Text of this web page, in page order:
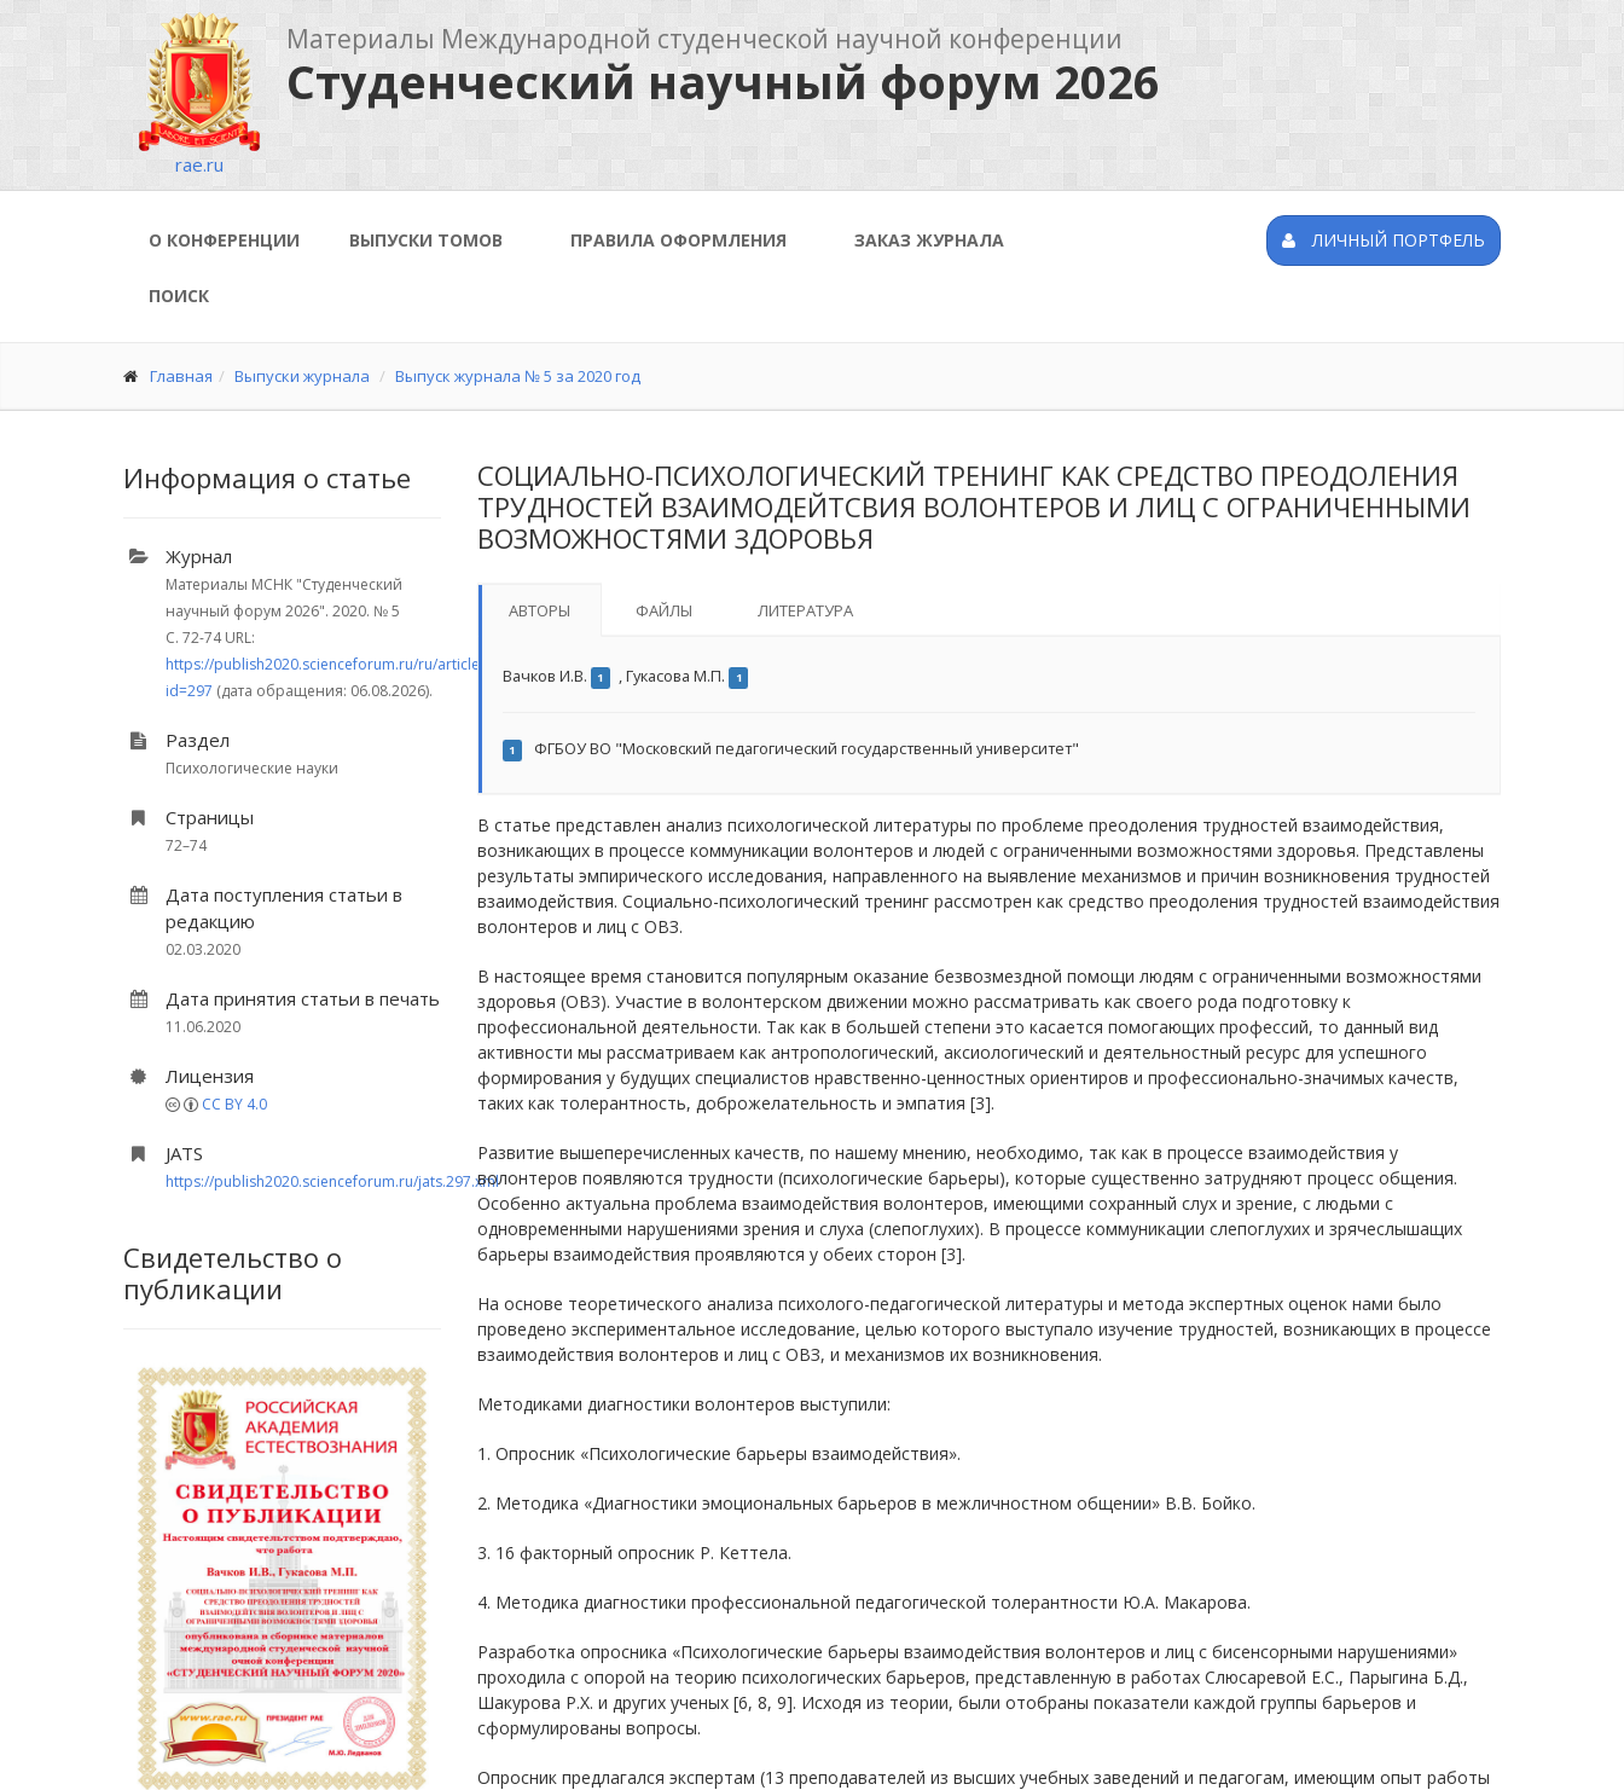
rae.ru
Материалы Международной студенческой научной конференции
Студенческий научный форум 2026
О КОНФЕРЕНЦИИ ВЫПУСКИ ТОМОВ ПРАВИЛА ОФОРМЛЕНИЯ ЗАКАЗ ЖУРНАЛА
ПОИСК
ЛИЧНЫЙ ПОРТФЕЛЬ
Главная Выпуски журнала Выпуск журнала № 5 за 2020 год
Информация о статье
Журнал
Материалы МСНК "Студенческий
научный форум 2026". 2020. № 5
С. 72-74URL:
https://publish2020.scienceforum.ru/ru/article/view?
id=297 (дата обращения: 06.08.2026).
Раздел
Психологические науки
Страницы
72–74
Дата поступления статьи в
редакцию
02.03.2020
Дата принятия статьи в печать
11.06.2020
Лицензия
CC BY 4.0
JATS
https://publish2020.scienceforum.ru/jats.297.xml
Свидетельство о
публикации
СОЦИАЛЬНО-ПСИХОЛОГИЧЕСКИЙ ТРЕНИНГ КАК СРЕДСТВО ПРЕОДОЛЕНИЯ
ТРУДНОСТЕЙ ВЗАИМОДЕЙТСВИЯ ВОЛОНТЕРОВ И ЛИЦ С ОГРАНИЧЕННЫМИ
ВОЗМОЖНОСТЯМИ ЗДОРОВЬЯ
АВТОРЫ ФАЙЛЫ ЛИТЕРАТУРА
Вачков И.В. 1 ,Гукасова М.П. 1
1 ФГБОУ ВО "Московский педагогический государственный университет"
В статье представлен анализ психологической литературы по проблеме преодоления трудностей взаимодействия,
возникающих в процессе коммуникации волонтеров и людей с ограниченными возможностями здоровья. Представлены
результаты эмпирического исследования, направленного на выявление механизмов и причин возникновения трудностей
взаимодействия. Социально-психологический тренинг рассмотрен как средство преодоления трудностей взаимодействия
волонтеров и лиц с ОВЗ.
В настоящее время становится популярным оказание безвозмездной помощи людям с ограниченными возможностями
здоровья (ОВЗ). Участие в волонтерском движении можно рассматривать как своего рода подготовку к
профессиональной деятельности. Так как в большей степени это касается помогающих профессий, то данный вид
активности мы рассматриваем как антропологический, аксиологический и деятельностный ресурс для успешного
формирования у будущих специалистов нравственно-ценностных ориентиров и профессионально-значимых качеств,
таких как толерантность, доброжелательность и эмпатия [3].
Развитие вышеперечисленных качеств, по нашему мнению, необходимо, так как в процессе взаимодействия у
волонтеров появляются трудности (психологические барьеры), которые существенно затрудняют процесс общения.
Особенно актуальна проблема взаимодействия волонтеров, имеющими сохранный слух и зрение, с людьми с
одновременными нарушениями зрения и слуха (слепоглухих). В процессе коммуникации слепоглухих и зрячеслышащих
барьеры взаимодействия проявляются у обеих сторон [3].
На основе теоретического анализа психолого-педагогической литературы и метода экспертных оценок нами было
проведено экспериментальное исследование, целью которого выступало изучение трудностей, возникающих в процессе
взаимодействия волонтеров и лиц с ОВЗ, и механизмов их возникновения.
Методиками диагностики волонтеров выступили:
1. Опросник «Психологические барьеры взаимодействия».
2. Методика «Диагностики эмоциональных барьеров в межличностном общении» В.В. Бойко.
3. 16 факторный опросник Р. Кеттела.
4. Методика диагностики профессиональной педагогической толерантности Ю.А. Макарова.
Разработка опросника «Психологические барьеры взаимодействия волонтеров и лиц с бисенсорными нарушениями»
проходила с опорой на теорию психологических барьеров, представленную в работах Слюсаревой Е.С., Парыгина Б.Д.,
Шакурова Р.Х. и других ученых [6, 8, 9]. Исходя из теории, были отобраны показатели каждой группы барьеров и
сформулированы вопросы.
Опросник предлагался экспертам (13 преподавателей из высших учебных заведений и педагогам, имеющим опыт работы